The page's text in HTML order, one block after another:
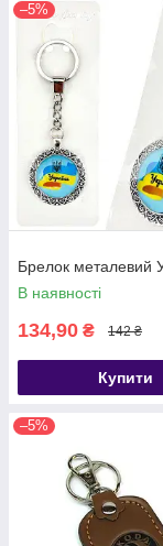
–5%
Брелок металевий
В наявності
134,90 ₴ 142 ₴
Купити
–5%